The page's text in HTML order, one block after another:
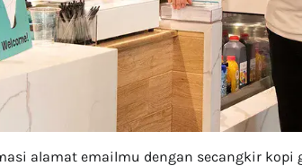
alamat emailmu dengan secangkir kopi